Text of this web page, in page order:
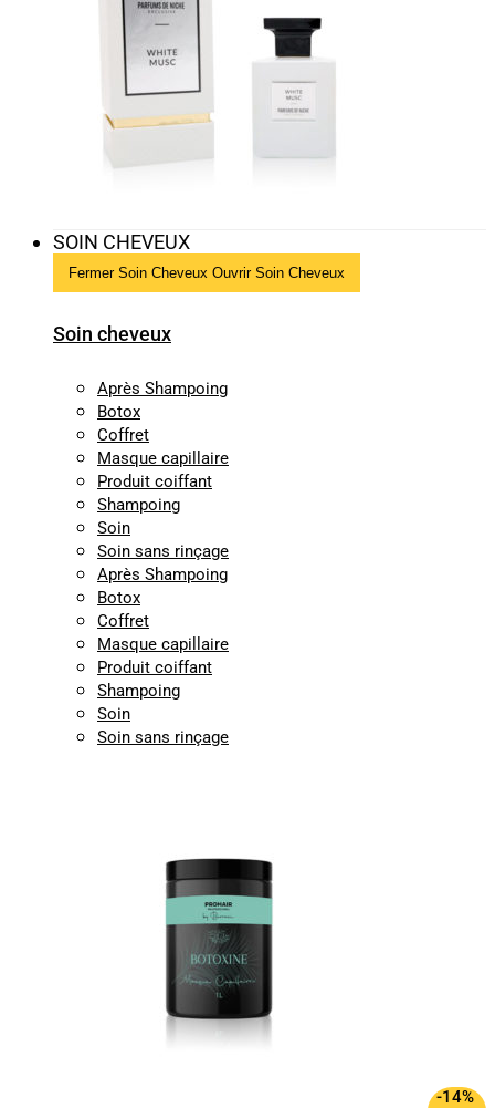
SOIN CHEVEUX
Fermer Soin Cheveux Ouvrir Soin Cheveux
Soin cheveux
Après Shampoing
Botox
Coffret
Masque capillaire
Produit coiffant
Shampoing
Soin
Soin sans rinçage
Après Shampoing
Botox
Coffret
Masque capillaire
Produit coiffant
Shampoing
Soin
Soin sans rinçage
-14%